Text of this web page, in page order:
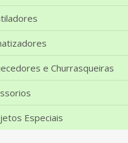
e Churrasqueiras
Especiais